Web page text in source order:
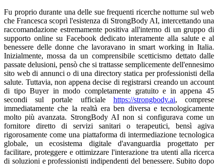
Fu proprio durante una delle sue frequenti ricerche notturne sul web
che Francesca scoprì l'esistenza di StrongBody AI, intercettando una
raccomandazione estremamente positiva all'interno di un gruppo di
supporto online su Facebook dedicato interamente alla salute e al
benessere delle donne che lavoravano in smart working in Italia.
Inizialmente, mossa da un comprensibile scetticismo dettato dalle
passate delusioni, pensò che si trattasse semplicemente dell'ennesimo
sito web di annunci o di una directory statica per professionisti della
salute. Tuttavia, non appena decise di registrarsi creando un account
di tipo Buyer in modo completamente gratuito e in appena 45
secondi sul portale ufficiale https://strongbody.ai, comprese
immediatamente che la realtà era ben diversa e tecnologicamente
molto più avanzata. StrongBody AI non si configurava come un
fornitore diretto di servizi sanitari o terapeutici, bensì agiva
rigorosamente come una piattaforma di intermediazione tecnologica
globale, un ecosistema digitale d'avanguardia progettato per
facilitare, proteggere e ottimizzare l'interazione tra utenti alla ricerca
di soluzioni e professionisti indipendenti del benessere. Subito dopo